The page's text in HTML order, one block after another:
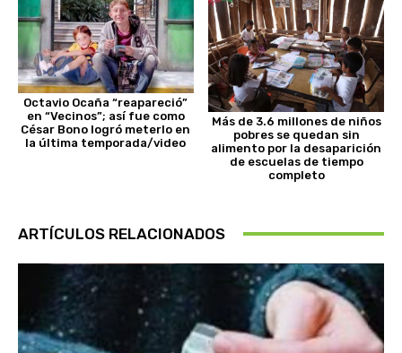
Octavio Ocaña “reapareció”
en “Vecinos”; así fue como
César Bono logró meterlo en
la última temporada/video
Más de 3.6 millones de niños
pobres se quedan sin
alimento por la desaparición
de escuelas de tiempo
completo
ARTÍCULOS RELACIONADOS